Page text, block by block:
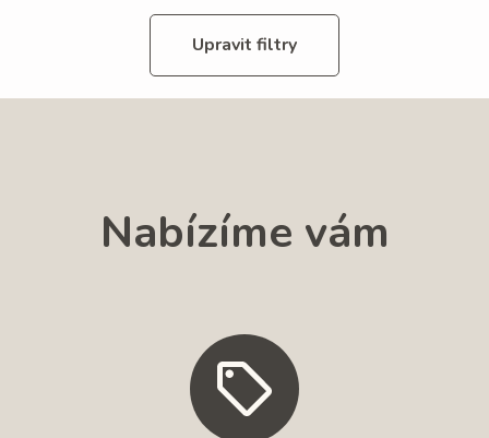
Upravit filtry
Nabízíme vám